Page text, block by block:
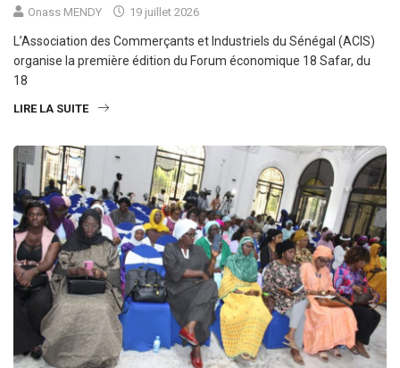
Onass MENDY 19 juillet 2026
L’Association des Commerçants et Industriels du Sénégal (ACIS)
organise la première édition du Forum économique 18 Safar, du
18
LIRE LA SUITE